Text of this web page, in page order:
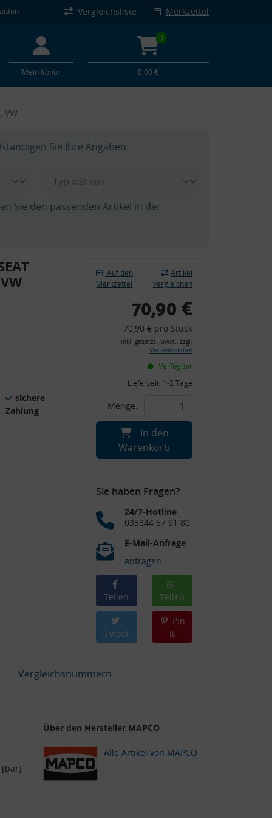
Vergleichsliste Merkzettel
Mein Konto
0
0,00 €
VW
Sie Ihre Angaben.
Sie den passenden Artikel in der
sichere
Zahlung
Auf den
Merkzettel
Artikel
vergleichen
70,90 €
70,90 € pro Stück
inkl. gesetzl. MwSt., zzgl.
Versandkosten
Verfügbar
Lieferzeit: 1-2 Tage
Menge:
In den
Warenkorb
Sie haben Fragen?
24/7-Hotline
033844 67 91 80
E-Mail-Anfrage
anfragen
Teilen Teilen
Tweet
Pin
it
Vergleichsnummern
[bar]
Über den Hersteller MAPCO
Alle Artikel von MAPCO